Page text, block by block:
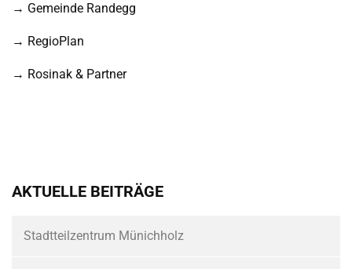
→ Gemeinde Randegg
→ RegioPlan
→ Rosinak & Partner
AKTUELLE BEITRÄGE
Stadtteilzentrum Münichholz